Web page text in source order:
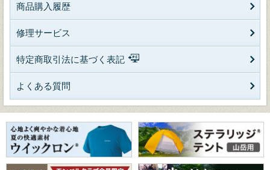
商品購入履歴
修理サービス
特定商取引法に基づく表記
よくある質問